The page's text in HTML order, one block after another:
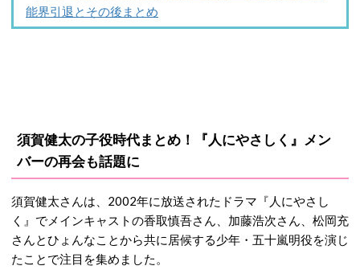
能界引退とその後まとめ
須賀健太の子役時代まとめ！『人にやさしく』メン
バーの再会も話題に
須賀健太さんは、2002年に放送されたドラマ『人にやさし
く』でメインキャストの香取慎吾さん、加藤浩次さん、松岡充
さんとひょんなことから共に居候する少年・五十嵐明役を演じ
たことで注目を集めました。